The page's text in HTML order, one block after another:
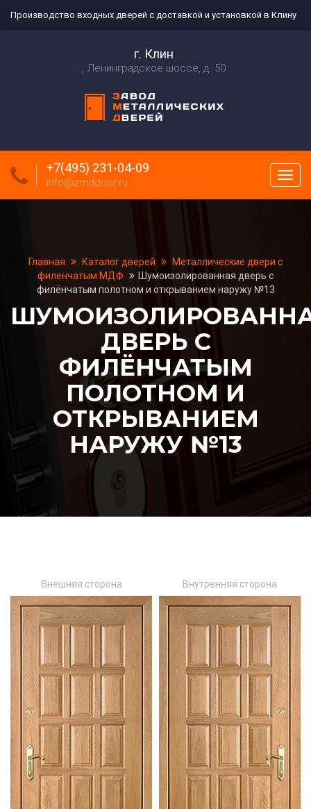
Производство входных дверей с доставкой и установкой в Клину
г. Клин
Ленинградское шоссе, д. 50
меню
+7(495) 231-04-09
info@zmddoor.ru
Главная Каталог дверей
Металлические двери с
филенчатым МДФ
Шумоизолированная дверь с
филёнчатым полотном и открыванием наружу №13
ДВЕРЬ С
ФИЛЁНЧАТЫМ
ПОЛОТНОМ И
ОТКРЫВАНИЕМ
НАРУЖУ №13
Внешняя сторона Внутренняя сторона